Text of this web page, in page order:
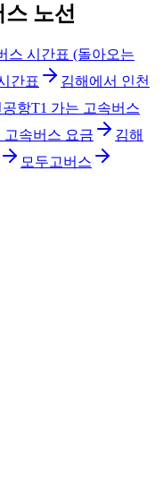
노선
스 시간표 (돌아오는
간표
김해에서 인천
항T1 가는 고속버스
고속버스 요금
김해
모두고버스